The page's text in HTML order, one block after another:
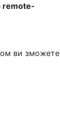
remote-
ви зможете